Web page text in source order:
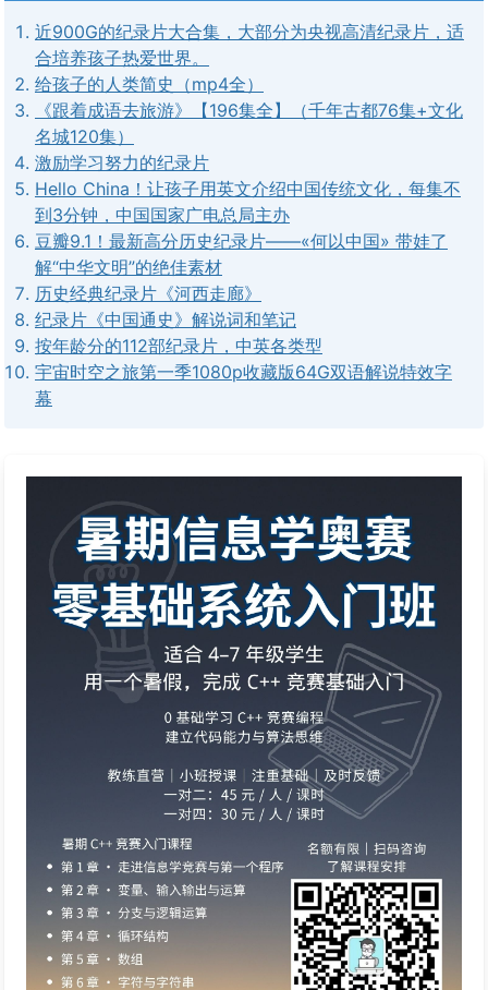
近900G的纪录片大合集，大部分为央视高清纪录片，适
合培养孩子热爱世界。
给孩子的人类简史（mp4全）
《跟着成语去旅游》【196集全】（千年古都76集+文化
名城120集）
激励学习努力的纪录片
Hello China！让孩子用英文介绍中国传统文化，每集不
到3分钟，中国国家广电总局主办
豆瓣9.1！最新高分历史纪录片——«何以中国» 带娃了
解“中华文明”的绝佳素材
历史经典纪录片《河西走廊》
纪录片《中国通史》解说词和笔记
按年龄分的112部纪录片，中英各类型
宇宙时空之旅第一季1080p收藏版64G双语解说特效字
幕